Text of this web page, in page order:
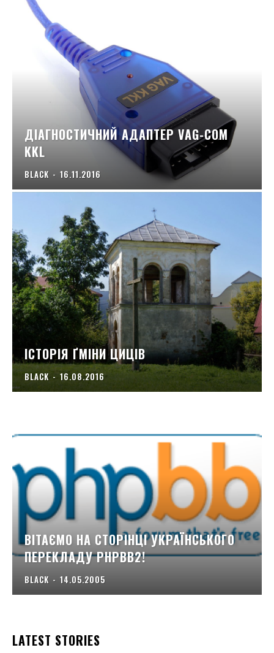
ДІАГНОСТИЧНИЙ АДАПТЕР VAG-COM
KKL
BLACK - 16.11.2016
ІСТОРІЯ ҐМІНИ ЦИЦІВ
BLACK - 16.08.2016
ВІТАЄМО НА СТОРІНЦІ УКРАЇНСЬКОГО
ПЕРЕКЛАДУ PHPBB2!
BLACK - 14.05.2005
LATEST STORIES